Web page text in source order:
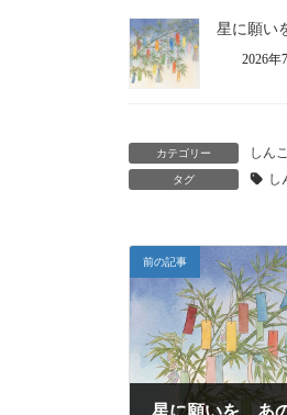
星に願い
2026年
カテゴリー しん
タグ し
前の記事